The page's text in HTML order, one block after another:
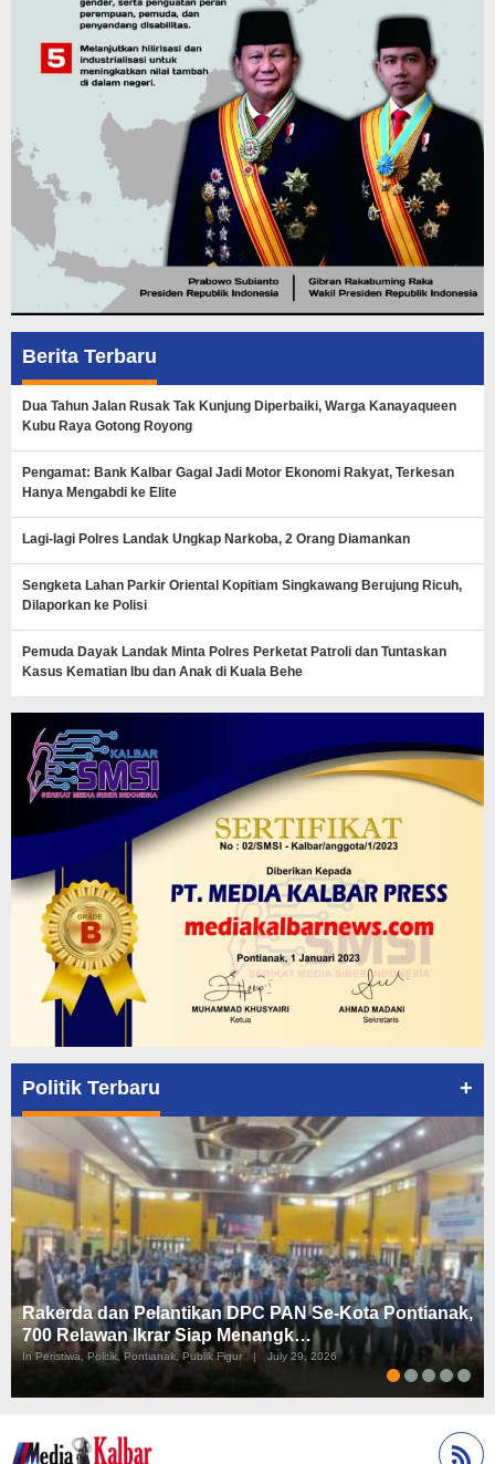
Berita Terbaru
Dua Tahun Jalan Rusak Tak Kunjung Diperbaiki, Warga Kanayaqueen
Kubu Raya Gotong Royong
Pengamat: Bank Kalbar Gagal Jadi Motor Ekonomi Rakyat, Terkesan
Hanya Mengabdi ke Elite
Lagi-lagi Polres Landak Ungkap Narkoba, 2 Orang Diamankan
Sengketa Lahan Parkir Oriental Kopitiam Singkawang Berujung Ricuh,
Dilaporkan ke Polisi
Pemuda Dayak Landak Minta Polres Perketat Patroli dan Tuntaskan
Kasus Kematian Ibu dan Anak di Kuala Behe
Politik Terbaru +
Rakerda dan Pelantikan DPC PAN Se-Kota Pontianak,
700 Relawan Ikrar Siap Menangk…
In Peristiwa, Politik, Pontianak, Publik Figur July 29, 2026